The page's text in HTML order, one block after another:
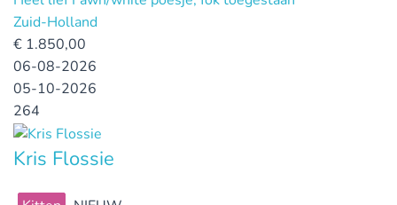
Zuid-Holland
€ 1.850,00
06-08-2026
05-10-2026
264
Kris Flossie